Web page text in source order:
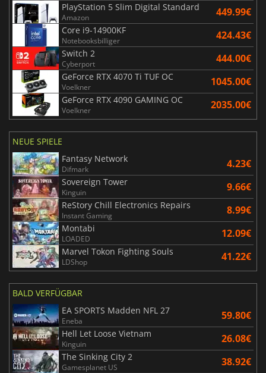
PlayStation 5 Slim Digital Standard
Amazon 449.99€
Core i9-14900KF
Notebooksbilliger 424.43€
Switch 2
Cyberport 444.00€
GeForce RTX 4070 Ti TUF OC
Voelkner 1045.00€
GeForce RTX 4090 GAMING OC
Voelkner 2035.00€
NEUE SPIELE
Fantasy Network
Difmark 4.23€
Sovereign Tower
Kinguin 9.66€
ReStory Chill Electronics Repairs
Instant Gaming 8.99€
Montabi
LOADED 12.09€
Marvel Tokon Fighting Souls
LDShop 41.22€
BALD VERFÜGBAR
EA SPORTS Madden NFL 27
Eneba 59.80€
Hell Let Loose Vietnam
Kinguin 26.08€
The Sinking City 2
Gamesplanet US 38.92€